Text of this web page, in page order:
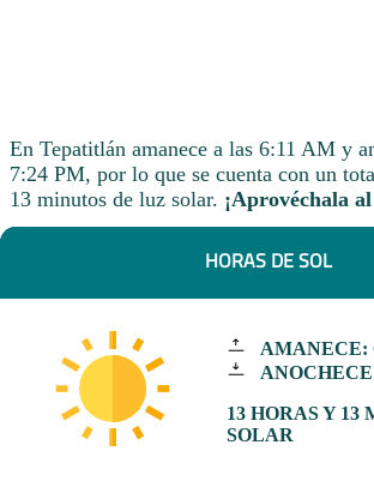
En Tepatitlán amanece a las 6:11 AM y
7:24 PM, por lo que se cuenta con un
13 minutos de luz solar. ¡Aprovéchala
HORAS DE SOL
AMANECE:
13 HORAS Y 13
SOLAR